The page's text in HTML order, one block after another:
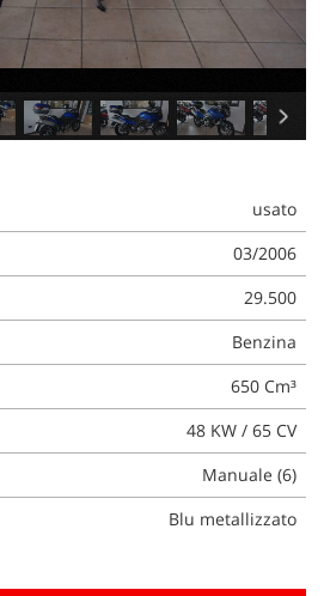
×
usato
03/2006
29.500
Benzina
650 Cm³
48 KW / 65 CV
Manuale (6)
Blu metallizzato